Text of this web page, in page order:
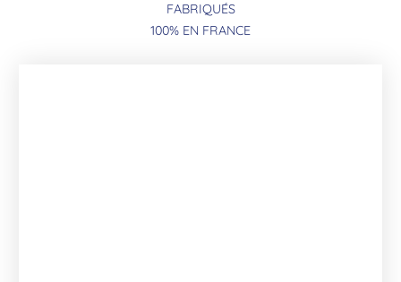
FABRIQUÉS
100% EN FRANCE